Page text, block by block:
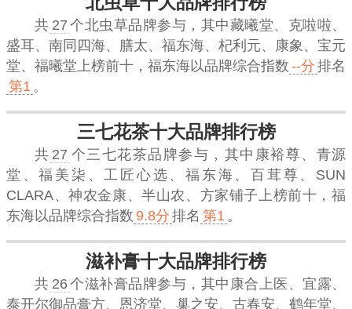
共 27 个北虫草品牌参与，其中藏曦堂、克啦啦、
盛耳、南同四海、膳太、福东海、杞利元、康象、宝元
堂、福曦堂上榜前十， 福东海以品牌综合指数 --分 排名
第1 。
三七花茶十大品牌排行榜
共 27 个三七花茶品牌参与，其中康裕尊、青源
堂、福美柒、工匠心选、福东海、百茸尊、SUN
CLARA、神农金康、半山农、方家铺子上榜前十， 福
东海以品牌综合指数 9.8分 排名 第1 。
滋补膏十大品牌排行榜
共 26个滋补膏品牌参与，其中康合上医、宜露、
泰开尔御品膏方、恩济堂、巢之安、古春安、鹤年堂、